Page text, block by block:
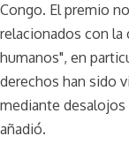
Congo. El premio
relacionados con la
humanos", en
derechos han sido
mediante
añadió.